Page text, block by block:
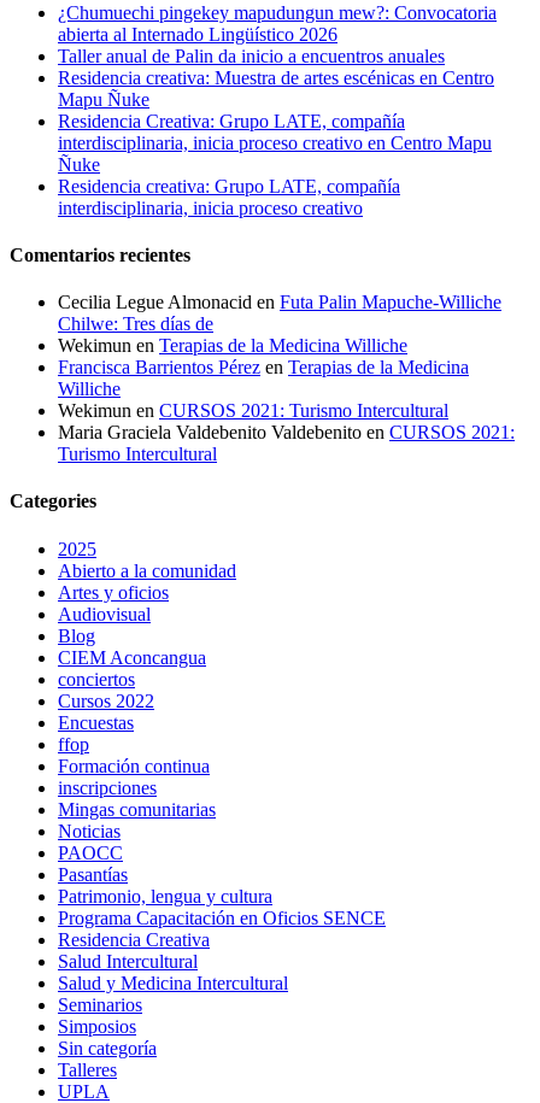
¿Chumuechi pingekey mapudungun mew?: Convocatoria
abierta al Internado Lingüístico 2026
Taller anual de Palin da inicio a encuentros anuales
Residencia creativa: Muestra de artes escénicas en Centro
Mapu Ñuke
Residencia Creativa: Grupo LATE, compañía
interdisciplinaria, inicia proceso creativo en Centro Mapu
Ñuke
Residencia creativa: Grupo LATE, compañía
interdisciplinaria, inicia proceso creativo
Comentarios recientes
Cecilia Legue Almonacid en Futa Palin Mapuche-Williche
Chilwe: Tres días de
Wekimun en Terapias de la Medicina Williche
Francisca Barrientos Pérez en Terapias de la Medicina
Williche
Wekimun en CURSOS 2021: Turismo Intercultural
Maria Graciela Valdebenito Valdebenito en CURSOS 2021:
Turismo Intercultural
Categories
2025
Abierto a la comunidad
Artes y oficios
Audiovisual
Blog
CIEM Aconcangua
conciertos
Cursos 2022
Encuestas
ffop
Formación continua
inscripciones
Mingas comunitarias
Noticias
PAOCC
Pasantías
Patrimonio, lengua y cultura
Programa Capacitación en Oficios SENCE
Residencia Creativa
Salud Intercultural
Salud y Medicina Intercultural
Seminarios
Simposios
Sin categoría
Talleres
UPLA